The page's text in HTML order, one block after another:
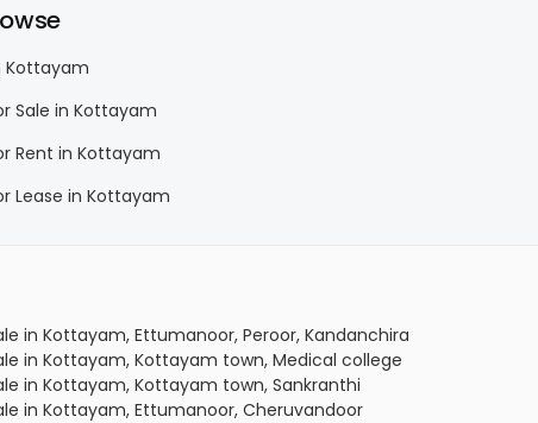
Kottayam
Sale in Kottayam
Rent in Kottayam
Lease in Kottayam
in Kottayam, Ettumanoor, Peroor, Kandanchira
in Kottayam, Kottayam town, Medical college
in Kottayam, Kottayam town, Sankranthi
in Kottayam, Ettumanoor, Cheruvandoor